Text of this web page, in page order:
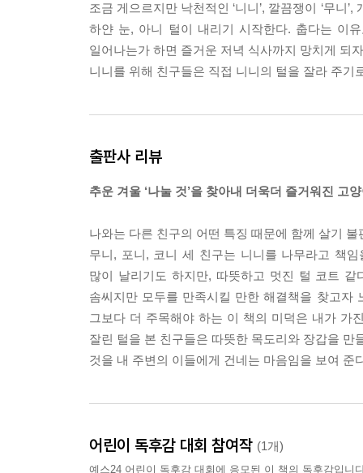
조금 게으르지만 낙천적인 ‘니니’, 깔끔쟁이 ‘무니
하얀 눈, 아니 털이 내리기 시작한다. 춥다는 이
일어나는가 하면 즐거운 저녁 식사까지 망치게 되
니니를 위해 친구들은 직접 니니의 털을 잘라 주
출판사 리뷰
추운 겨울 ‘나눌 것’을 찾아내 더욱더 즐거워진 고
나와는 다른 친구의 어떤 특징 때문에 함께 살기
무니, 포니, 코니 세 친구는 니니를 나무라고 책
많이 날리기도 하지만, 따뜻하고 멋진 털 코트
솜씨지만 모두를 만족시킬 만한 해결책을 찾고자
그보다 더 주목해야 하는 이 책의 미덕은 내가 가
잘린 털을 본 친구들은 따뜻한 목도리와 장갑을
것을 내 주변의 이들에게 건네는 마음임을 보여 준
어린이 독후감 대회 참여작 (1개)
예스24 어린이 독후감 대회에 응모된 이 책의 독후감입니